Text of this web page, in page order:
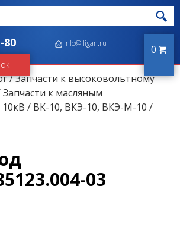
80 info@iligan.ru 0
/Запчасти к высоковольтному
Запчасти к масляным
10кВ / ВК-10, ВКЭ-10, ВКЭ-М-10 /
03